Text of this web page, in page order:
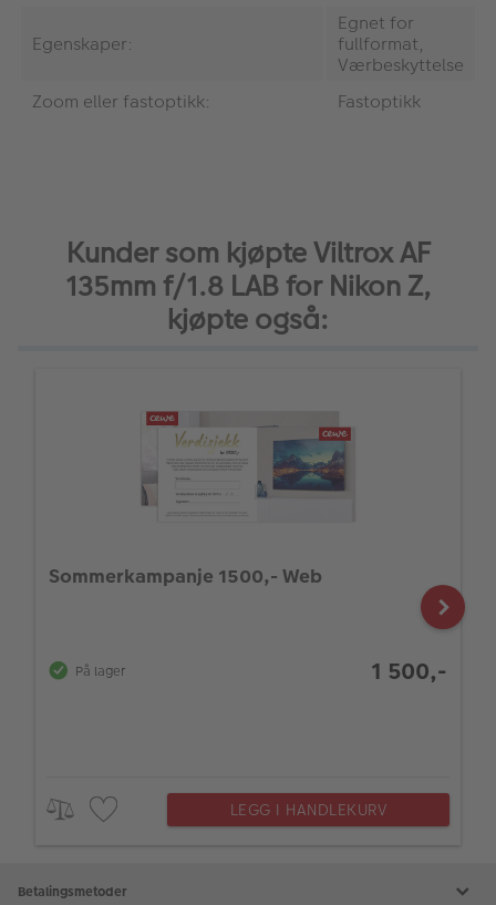
Egenskaper:
Egnet for
fullformat,
Værbeskyttelse
Zoom eller fastoptikk:
Fastoptikk
Kunder som kjøpte Viltrox AF
135mm f/1.8 LAB for Nikon Z,
kjøpte også:
Sommerkampanje 1500,- Web
På lager 1 500,-
LEGG I HANDLEKURV
Betalingsmetoder